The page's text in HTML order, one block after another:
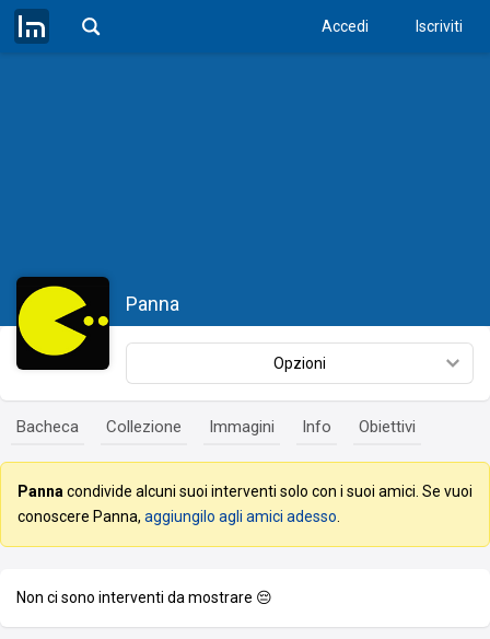
Accedi Iscriviti
Panna
Opzioni
Bacheca Collezione Immagini Info Obiettivi
Panna condivide alcuni suoi interventi solo con i suoi amici. Se vuoi
conoscere Panna, aggiungilo agli amici adesso
Non ci sono interventi da mostrare 😔